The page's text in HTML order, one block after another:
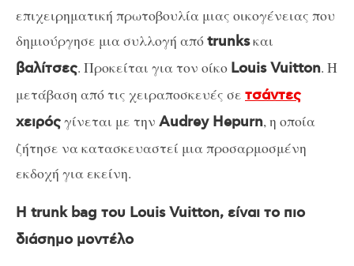
επιχειρηματική πρωτοβουλία μιας οικογένειας που
δημιούργησε μια συλλογή απόtrunksκαι
βαλίτσες. Προκείται για τον οίκο Louis Vuitton. Η
μετάβαση από τις χειραποσκευές σε τσάντες
χειρόςγίνεται με την Audrey Hepurn, η οποία
ζήτησε να κατασκευαστεί μια προσαρμοσμένη
εκδοχή για εκείνη.
Η trunk bag του Louis Vuitton, είναι το πιο
διάσημο μοντέλο